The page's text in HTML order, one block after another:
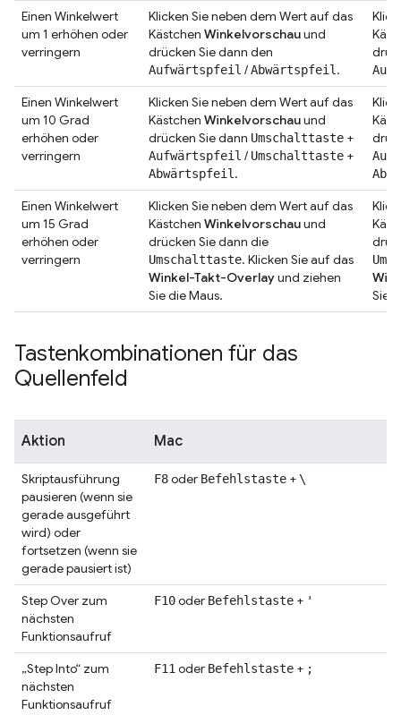
Einen Winkelwert
um 1 erhöhen oder
verringern
Klicken Sie neben dem Wert auf das
Kästchen Winkelvorschauund
drücken Sie dann den
Aufwärtspfeil /Abwärtspfeil .
Einen Winkelwert
um 10 Grad
erhöhen oder
verringern
Klicken Sie neben dem Wert auf das
Kästchen Winkelvorschauund
drücken Sie dann Umschalttaste +
Aufwärtspfeil / Umschalttaste +
Abwärtspfeil .
Einen Winkelwert
um 15 Grad
erhöhen oder
verringern
Klicken Sie neben dem Wert auf das
Kästchen Winkelvorschauund
drücken Sie dann die
Umschalttaste. Klicken Sie auf das
Winkel-Takt-Overlayund ziehen
Sie die Maus.
Sie
Tastenkombinationen für das
Quellenfeld
Aktion Mac
Skriptausführung
pausieren (wenn sie
gerade ausgeführt
wird) oder
fortsetzen (wenn sie
gerade pausiert ist)
F8oder Befehlstaste + \
Step Over zum
nächsten
Funktionsaufruf
F10oder Befehlstaste + '
„Step Into“ zum
nächsten
Funktionsaufruf
F11 oder Befehlstaste + ;